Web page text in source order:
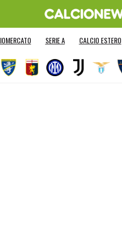
SERIE A CALCIO ESTERO